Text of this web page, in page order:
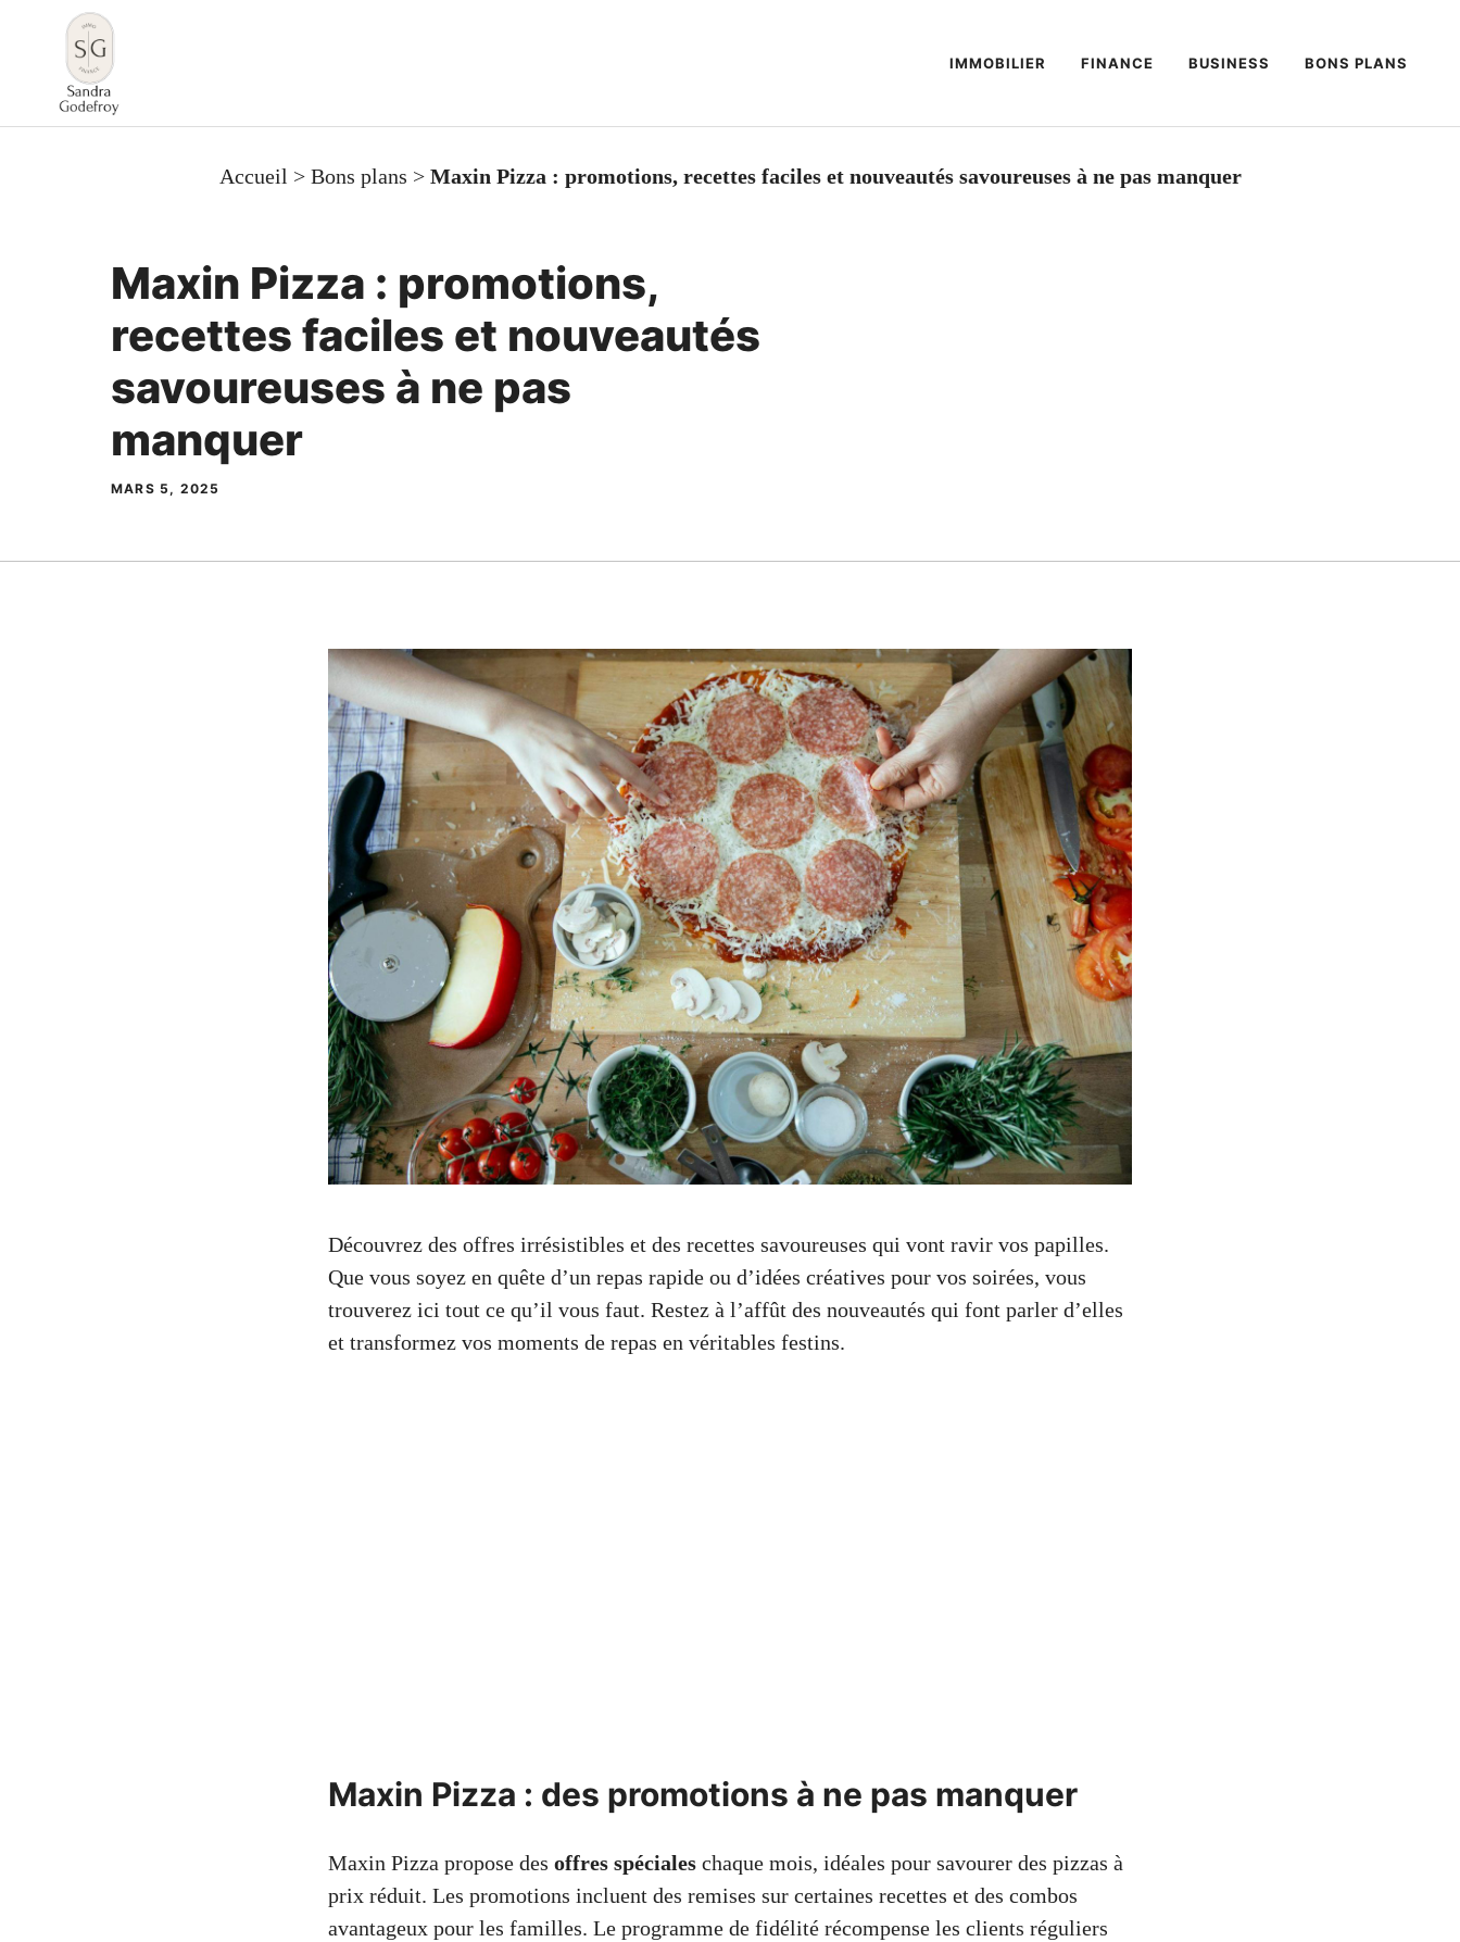
contenu
IMMOBILIER FINANCE BUSINESS BONS PLANS
Accueil > Bons plans > Maxin Pizza : promotions, recettes faciles et nouveautés savoureuses à ne pas manquer
Maxin Pizza : promotions,
recettes faciles et nouveautés
savoureuses à ne pas
manquer
MARS 5, 2025
Découvrez des offres irrésistibles et des recettes savoureuses qui vont ravir vos papilles.
Que vous soyez en quête d’un repas rapide ou d’idées créatives pour vos soirées, vous
trouverez ici tout ce qu’il vous faut. Restez à l’affût des nouveautés qui font parler d’elles
et transformez vos moments de repas en véritables festins.
Maxin Pizza : des promotions à ne pas manquer
Maxin Pizza propose des offres spéciales chaque mois, idéales pour savourer des pizzas à
prix réduit. Les promotions incluent des remises sur certaines recettes et des combos
avantageux pour les familles. Le programme de fidélité récompense les clients réguliers